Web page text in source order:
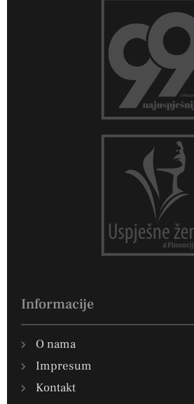
Informacije
O nama
Impresum
Kontakt